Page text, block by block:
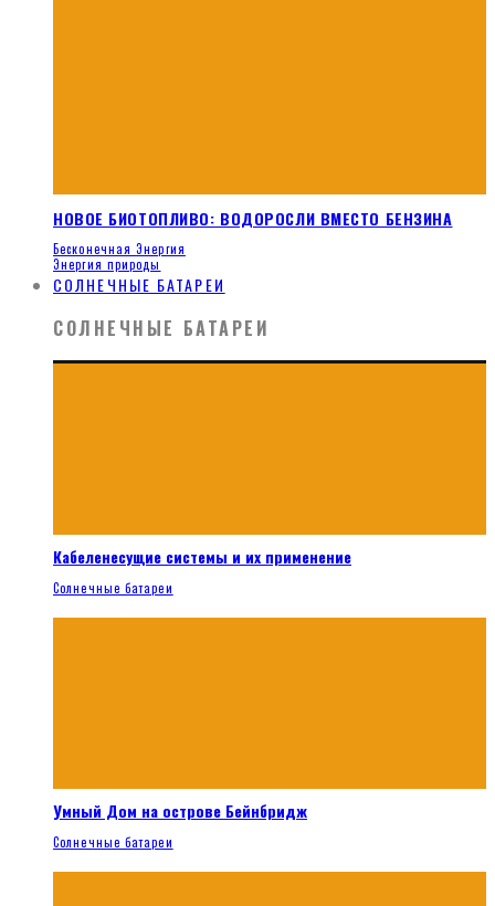
НОВОЕ БИОТОПЛИВО: ВОДОРОСЛИ ВМЕСТО БЕНЗИНА
Бесконечная Энергия
Энергия природы
СОЛНЕЧНЫЕ БАТАРЕИ
СОЛНЕЧНЫЕ БАТАРЕИ
Кабеленесущие системы и их применение
Солнечные батареи
Умный Дом на острове Бейнбридж
Солнечные батареи